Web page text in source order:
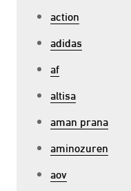
action
adidas
af
altisa
aman prana
aminozuren
aov